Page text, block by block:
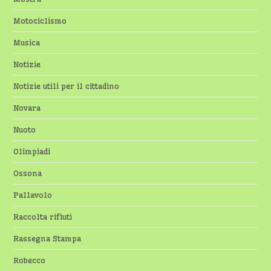
Motociclismo
Musica
Notizie
Notizie utili per il cittadino
Novara
Nuoto
Olimpiadi
Ossona
Pallavolo
Raccolta rifiuti
Rassegna Stampa
Robecco